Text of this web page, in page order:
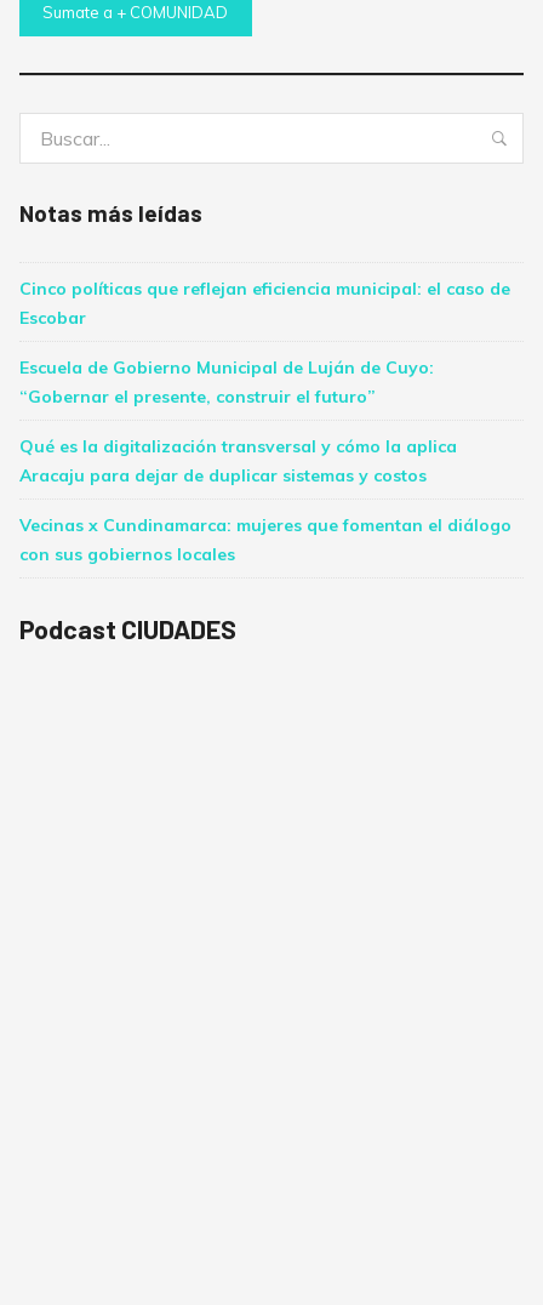
Sumate a + COMUNIDAD
Notas más leídas
Cinco políticas que reflejan eficiencia municipal: el caso de
Escobar
Escuela de Gobierno Municipal de Luján de Cuyo:
“Gobernar el presente, construir el futuro”
Qué es la digitalización transversal y cómo la aplica
Aracaju para dejar de duplicar sistemas y costos
Vecinas x Cundinamarca: mujeres que fomentan el diálogo
con sus gobiernos locales
Podcast CIUDADES